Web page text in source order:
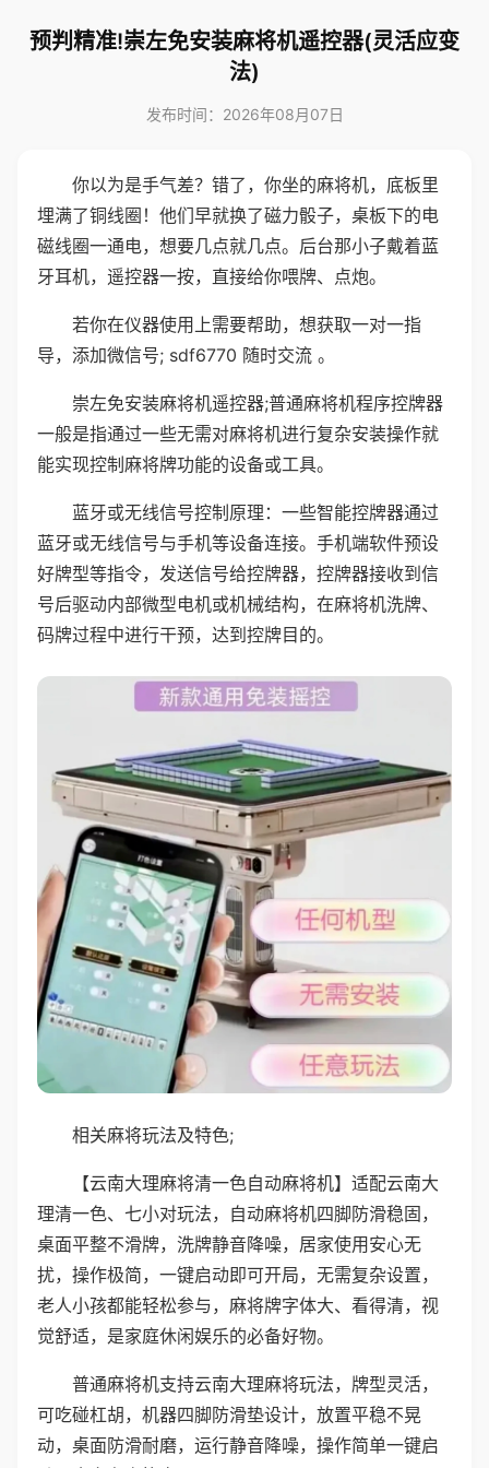
预判精准!崇左免安装麻将机遥控器(灵活应变
法)
发布时间：2026年08月07日
你以为是手气差？错了，你坐的麻将机，底板里
埋满了铜线圈！他们早就换了磁力骰子，桌板下的电
磁线圈一通电，想要几点就几点。后台那小子戴着蓝
牙耳机，遥控器一按，直接给你喂牌、点炮。
若你在仪器使用上需要帮助，想获取一对一指
导，添加微信号; sdf6770 随时交流 。
崇左免安装麻将机遥控器;普通麻将机程序控牌器
一般是指通过一些无需对麻将机进行复杂安装操作就
能实现控制麻将牌功能的设备或工具。
蓝牙或无线信号控制原理：一些智能控牌器通过
蓝牙或无线信号与手机等设备连接。手机端软件预设
好牌型等指令，发送信号给控牌器，控牌器接收到信
号后驱动内部微型电机或机械结构，在麻将机洗牌、
码牌过程中进行干预，达到控牌目的。
相关麻将玩法及特色;
【云南大理麻将清一色自动麻将机】适配云南大
理清一色、七小对玩法，自动麻将机四脚防滑稳固，
桌面平整不滑牌，洗牌静音降噪，居家使用安心无
扰，操作极简，一键启动即可开局，无需复杂设置，
老人小孩都能轻松参与，麻将牌字体大、看得清，视
觉舒适，是家庭休闲娱乐的必备好物。
普通麻将机支持云南大理麻将玩法，牌型灵活，
可吃碰杠胡，机器四脚防滑垫设计，放置平稳不晃
动，桌面防滑耐磨，运行静音降噪，操作简单一键启